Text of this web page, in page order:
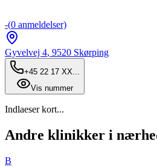
-(0 anmeldelser)
Gyvelvej 4, 9520 Skørping
+45 22 17 XX...
Vis nummer
Indlaeser kort...
Andre klinikker i
B